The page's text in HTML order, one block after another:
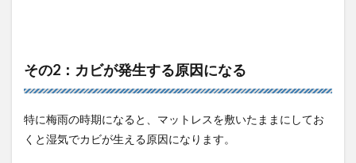
その2：カビが発生する原因になる
特に梅雨の時期になると、マットレスを敷いたままにしてお
くと湿気でカビが生える原因になります。